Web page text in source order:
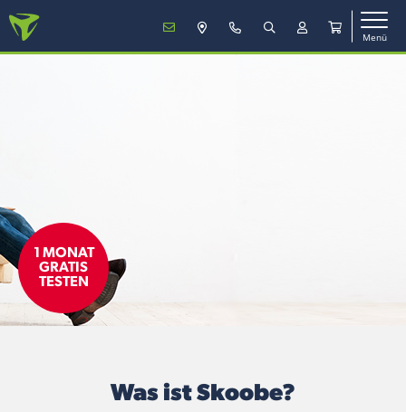
Menü
Service
Mein Konto
Vertrag verlängern
1 MONAT
GRATIS
TESTEN
Was ist Skoobe?